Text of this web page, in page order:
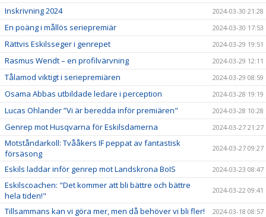
Inskrivning 2024 2024-03-30 21:28
En poäng i mållös seriepremiär 2024-03-30 17:53
Rättvis Eskilsseger i genrepet 2024-03-29 19:51
Rasmus Wendt – en profilvärvning 2024-03-29 12:11
Tålamod viktigt i seriepremiären 2024-03-29 08:59
Osama Abbas utbildade ledare i perception 2024-03-28 19:19
Lucas Ohlander ”Vi är beredda inför premiären" 2024-03-28 10:28
Genrep mot Husqvarna för Eskilsdamerna 2024-03-27 21:27
Motståndarkoll: Tvååkers IF peppat av fantastisk
försäsong
2024-03-27 09:27
Eskils laddar inför genrep mot Landskrona BoIS 2024-03-23 08:47
Eskilscoachen: "Det kommer att bli bättre och bättre
hela tiden!"
2024-03-22 09:41
Tillsammans kan vi göra mer, men då behöver vi bli fler! 2024-03-18 08:57